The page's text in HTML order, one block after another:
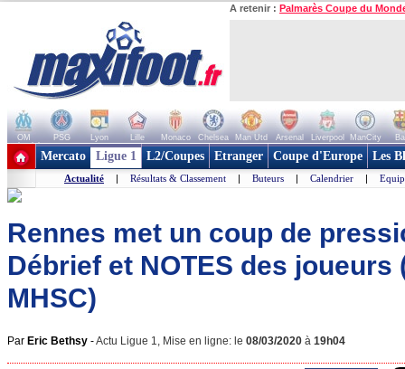
A retenir : Palmarès Coupe du
OM PSG Lyon Lille Monaco Chelsea Man Utd Arsenal Liverpool ManCity
+ de clubs
Mercato Ligue 1 L2/Coupes Etranger Coupe d'Europe Les
Actualité | Résultats & Classement | Buteurs | Calendrier |
Rennes met un coup de
Débrief et NOTES des joueurs
MHSC)
Par Eric Bethsy -Actu Ligue 1, Mise en ligne: le 08/03/2020 à 19h04